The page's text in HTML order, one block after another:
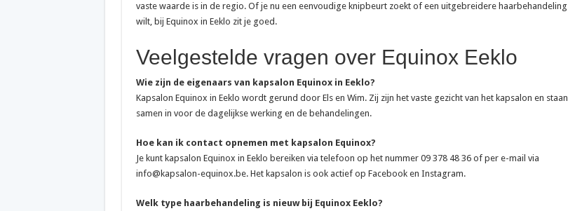
vaste waarde is in de regio. Of je nu een eenvoudige knipbeurt zoekt of een uitgebreidere haarbehandeling
wilt, bij Equinox in Eeklo zit je goed.
Veelgestelde vragen over Equinox Eeklo
Wie zijn de eigenaars van kapsalon Equinox in Eeklo?
Kapsalon Equinox in Eeklo wordt gerund door Els en Wim. Zij zijn het vaste gezicht van het kapsalon en staan
samen in voor de dagelijkse werking en de behandelingen.
Hoe kan ik contact opnemen met kapsalon Equinox?
Je kunt kapsalon Equinox in Eeklo bereiken via telefoon op het nummer 09 378 48 36 of per e-mail via
info@kapsalon-equinox.be. Het kapsalon is ook actief op Facebook en Instagram.
Welk type haarbehandeling is nieuw bij Equinox Eeklo?